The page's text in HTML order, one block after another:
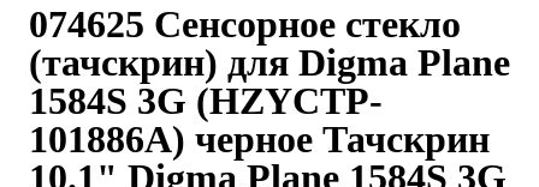
074625 Сенсорное стекло
(тачскрин) для Digma Plane
1584S 3G (HZYCTP-
101886A) черное Тачскрин
10.1" Digma Plane 1584S 3G